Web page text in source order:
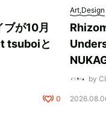
が10月
tsuboiと
0
Art,Design
by